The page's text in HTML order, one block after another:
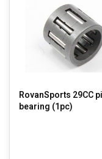
RovanSports 29CC
bearing (1pc)